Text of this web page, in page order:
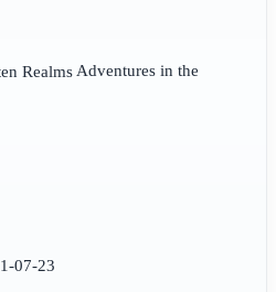
Adventures in the
07-23